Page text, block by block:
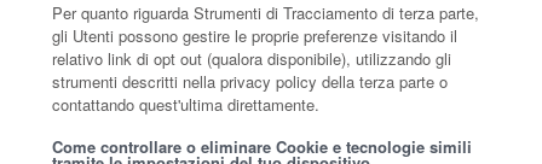
Per quanto riguarda Strumenti di Tracciamento di terza parte,
gli Utenti possono gestire le proprie preferenze visitando il
relativo link di opt out (qualora disponibile), utilizzando gli
strumenti descritti nella privacy policy della terza parte o
contattando quest'ultima direttamente.
Come controllare o eliminare Cookie e tecnologie simili